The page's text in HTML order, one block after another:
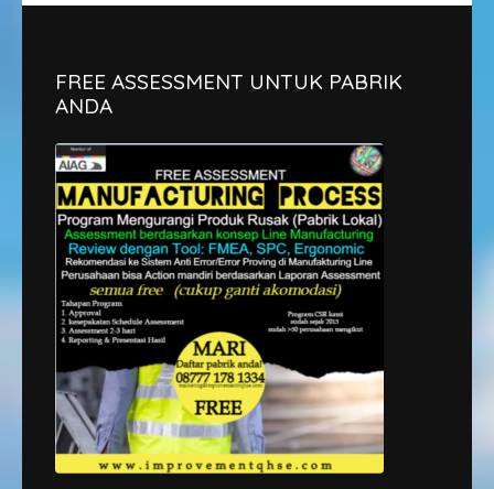
FREE ASSESSMENT UNTUK PABRIK
ANDA